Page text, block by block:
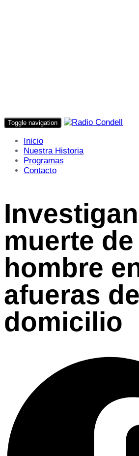
Toggle navigation
Inicio
Nuestra Historia
Programas
Contacto
Investigan
muerte de
hombre
afueras
domicilio